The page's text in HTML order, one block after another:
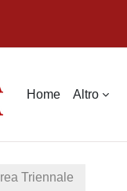
Home Altro
Triennale